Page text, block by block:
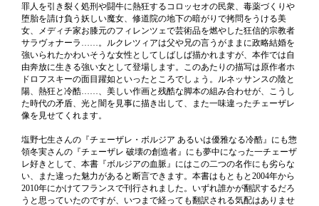
罪人を引き裂く処刑や闘牛に熱狂するコロッセオの民衆、毒薬づくりや
堕胎を請け負う妖しい魔女、修道院の地下の暗がりで拷問をうける美
女、メディチ家お膝元のフィレンツェで芸術品を燃やした狂信的宗教者
サラヴォナーラ……。ルクレツィアは父や兄の言うがままに政略結婚を
強いられたかわいそうな女性としてしばしば描かれますが、本作では自
由奔放に生きる強い女として登場します。このあたりの描写は原作者ホ
ドロフスキーの面目躍如といったところでしょう。ルネッサンスの陰と
陽、熱狂と冷酷……、美しい作画と残酷な脚本の組み合わせが、こうし
た時代の矛盾、光と闇を見事に描き出して、また一味違ったチェーザレ
像を見せてくれます。
塩野七生さんの『チェーザレ・ボルジア あるいは優雅なる冷酷』にも惣
領冬実さんの『チェーザレ 破壊の創造者』にも夢中になった一チェーザ
レ好きとして、本書『ボルジアの血脈』にはこの二つの名作にも劣らな
い、また違った魅力があると断言できます。本書はもともと2004年から
2010年にかけてフランスで刊行されました。いずれ誰かが翻訳するだろ
うと思っていたのですが、いつまで経っても翻訳される気配はありませ